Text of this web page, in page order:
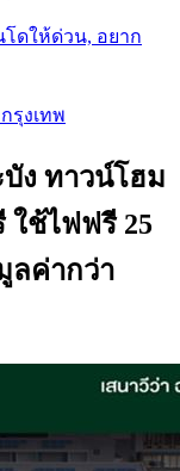
ดให้ด่วน, อยาก
รุงเทพ
บัง ทาวน์โฮม
ใช้ไฟฟรี 25
ลค่ากว่า